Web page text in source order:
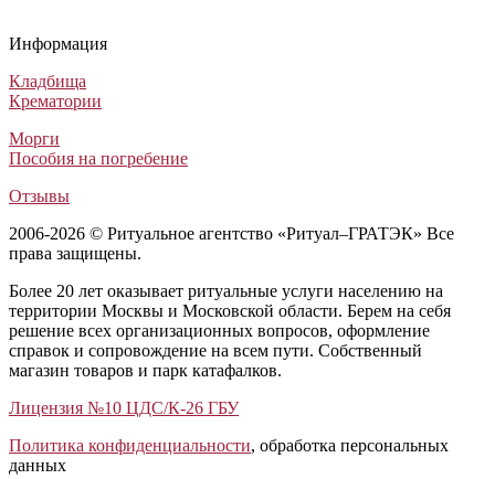
Венки из живых цветов
Венки из искусственных цветов
Венки из искусственных цветов
Венки из искусственных цветов
Информация
Кладбища
Крематории
Морги
Пособия на погребение
Отзывы
2006-2026 © Ритуальное агентство «Ритуал–ГРАТЭК» Все
права защищены.
Более 20 лет оказывает ритуальные услуги населению на
территории Москвы и Московской области. Берем на себя
решение всех организационных вопросов, оформление
справок и сопровождение на всем пути. Собственный
магазин товаров и парк катафалков.
Лицензия №10 ЦДС/К-26 ГБУ
Политика конфиденциальности, обработка персональных
данных